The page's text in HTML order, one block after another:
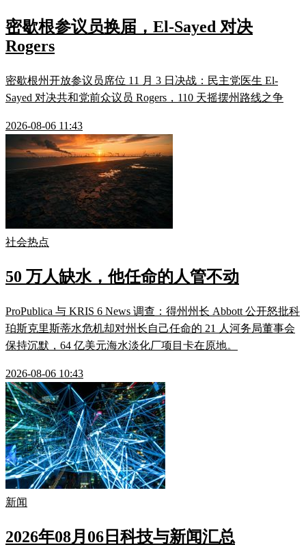
密歇根参议员换届，El-Sayed 对决
Rogers
密歇根州开放参议员席位 11 月 3 日决战：民主党医生 El-
Sayed 对决共和党前众议员 Rogers，110 天摇摆州路线之争
2026-08-06 11:43
社会热点
50 万人缺水，他任命的人管不动
ProPublica 与 KRIS 6 News 调查：得州州长 Abbott 公开怒批科
珀斯克里斯蒂水危机却对州长自己任命的 21 人河务局董事会
保持沉默，64 亿美元海水淡化厂项目卡在原地。
2026-08-06 10:43
新闻
2026年08月06日科技与新闻汇总